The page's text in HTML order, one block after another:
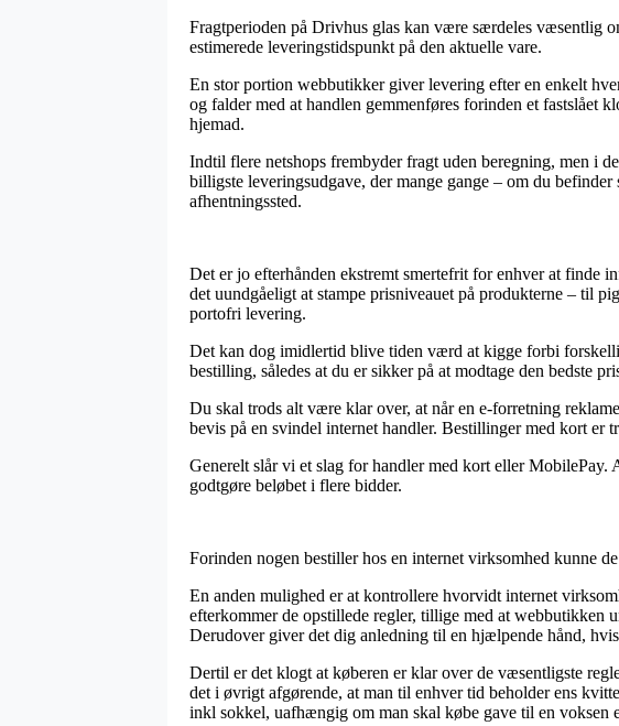
Fragtperioden på Drivhus glas kan være særdeles væsentlig
estimerede leveringstidspunkt på den aktuelle vare.
En stor portion webbutikker giver levering efter en enkelt
og falder med at handlen gemmenføres forinden et fastslået
hjemad.
Indtil flere netshops frembyder fragt uden beregning, men i
billigste leveringsudgave, der mange gange – om du
afhentningssted.
Det er jo efterhånden ekstremt smertefrit for enhver at finde
det uundgåeligt at stampe prisniveauet på produkterne – til
portofri levering.
Det kan dog imidlertid blive tiden værd at kigge forbi
bestilling, således at du er sikker på at modtage den bedste
Du skal trods alt være klar over, at når en e-forretning
bevis på en svindel internet handler. Bestillinger med kort
Generelt slår vi et slag for handler med kort eller
godtgøre beløbet i flere bidder.
Forinden nogen bestiller hos en internet virksomhed kunne
En anden mulighed er at kontrollere hvorvidt internet
efterkommer de opstillede regler, tillige med at webbutikken
Derudover giver det dig anledning til en hjælpende hånd,
Dertil er det klogt at køberen er klar over de væsentligste
det i øvrigt afgørende, at man til enhver tid beholder ens
inkl sokkel, uafhængig om man skal købe gave til en voksen